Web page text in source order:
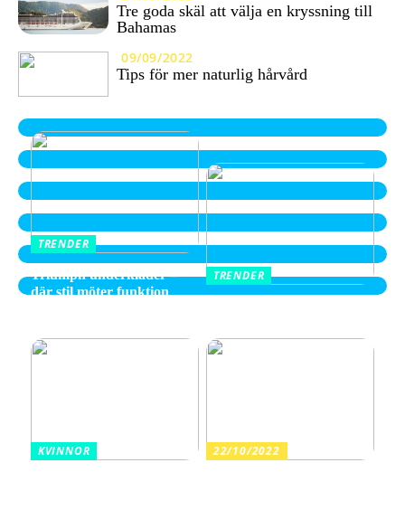
Tre goda skäl att välja en kryssning till
Bahamas
09/09/2022
Tips för mer naturlig hårvård
TRENDER
Triumph underkläder –
där stil möter funktion
TRENDER
KVINNOR
22/10/2022